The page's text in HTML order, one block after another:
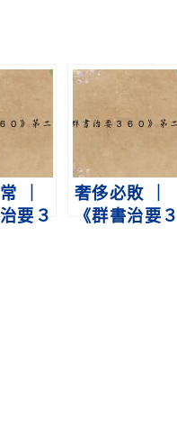
｜
要３
奢侈必敗 ｜
《群書治要３